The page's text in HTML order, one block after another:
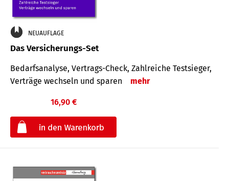
NEUAUFLAGE
Das Versicherungs-Set
Bedarfsanalyse, Vertrags-Check, Zahlreiche Testsieger,
Verträge wechseln und sparen
mehr
16,90 €